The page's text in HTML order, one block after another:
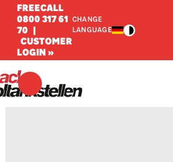
FREECALL
0800 317 61
70 |
CUSTOMER
LOGIN »
CHANGE
LANGUAGE